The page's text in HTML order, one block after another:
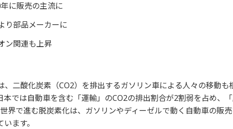
に販売の主流に
り部品メーカーに
ン関連も上昇
、二酸化炭素（CO2）を排出するガソリン車による人々の移動も
本では自動車を含む「運輸」のCO2の排出割合が2割弱を占め、
界で進む脱炭素化は、ガソリンやディーゼルで動く自動車の販
ます。